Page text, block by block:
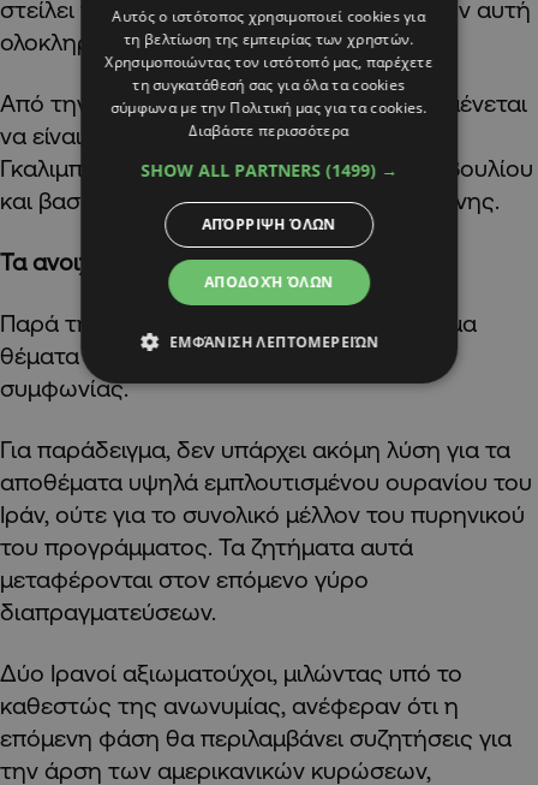
στείλει να υπογράψει τη συμφωνία εφόσον αυτή
ολοκληρωθεί.
Από την ιρανική πλευρά, επικεφαλής αναμένεται
να είναι ο στρατηγός Μοχαμάντ Μπαγέρ
Γκαλιμπάφ, πρόεδρος του ιρανικού Κοινοβουλίου
και βασικός διαπραγματευτής της Τεχεράνης.
Τα ανοιχτά ζητήματα
Παρά τη σημαντική πρόοδο, αρκετά κρίσιμα
θέματα παραμένουν εκτός της παρούσας
συμφωνίας.
Για παράδειγμα, δεν υπάρχει ακόμη λύση για τα
αποθέματα υψηλά εμπλουτισμένου ουρανίου του
Ιράν, ούτε για το συνολικό μέλλον του πυρηνικού
του προγράμματος. Τα ζητήματα αυτά
μεταφέρονται στον επόμενο γύρο
διαπραγματεύσεων.
Δύο Ιρανοί αξιωματούχοι, μιλώντας υπό το
καθεστώς της ανωνυμίας, ανέφεραν ότι η
επόμενη φάση θα περιλαμβάνει συζητήσεις για
την άρση των αμερικανικών κυρώσεων,
Αυτός ο ιστότοπος χρησιμοποιεί cookies για
τη βελτίωση της εμπειρίας των χρηστών.
Χρησιμοποιώντας τον ιστότοπό μας, παρέχετε
τη συγκατάθεσή σας για όλα τα cookies
σύμφωνα με την Πολιτική μας για τα cookies.
Διαβάστε περισσότερα
SHOW ALL PARTNERS (1499) →
ΑΠΟΔΟΧΉ ΌΛΩΝ
ΑΠΌΡΡΙΨΗ ΌΛΩΝ
ΕΜΦΆΝΙΣΗ ΛΕΠΤΟΜΕΡΕΙΏΝ